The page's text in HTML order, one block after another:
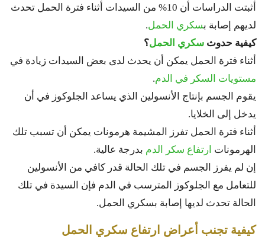
أثبتت الدراسات أن 10% من السيدات أثناء فترة الحمل تحدث
لديهم إصابة بسكري الحمل.
كيفية حدوث سكري الحمل؟
أثناء فترة الحمل يمكن أن يحدث لدى بعض السيدات زيادة في
مستويات السكر في الدم.
يقوم الجسم بإنتاج الأنسولين الذي يساعد الجلوكوز في أن
يدخل إلى الخلايا.
أثناء فترة الحمل تفرز المشيمة هرمونات يمكن أن تسبب تلك
الهرمونات ارتفاع سكر الدم بدرجة عالية.
إن لم يفرز الجسم في تلك الحالة قدر كافي من الأنسولين
للتعامل مع الجلوكوز المترسب في الدم فإن السيدة في تلك
الحالة تحدث لديها إصابة بسكري الحمل.
كيفية تجنب أعراض ارتفاع سكري الحمل